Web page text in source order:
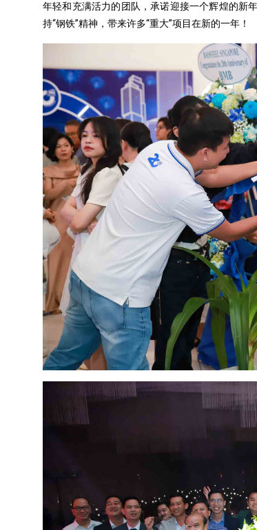
年轻和充满活力的团队，承诺迎接一个辉煌的新
持“钢铁”精神，带来许多“重大”项目在新的一年！